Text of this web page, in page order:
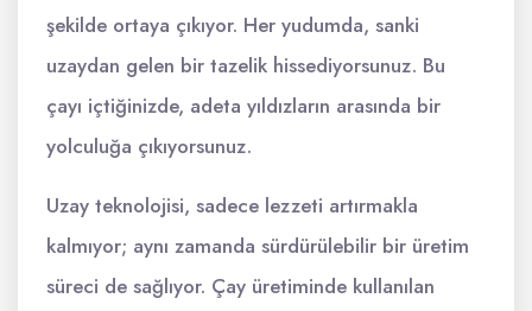
şekilde ortaya çıkıyor. Her yudumda, sanki
uzaydan gelen bir tazelik hissediyorsunuz. Bu
çayı içtiğinizde, adeta yıldızların arasında bir
yolculuğa çıkıyorsunuz.
Uzay teknolojisi, sadece lezzeti artırmakla
kalmıyor; aynı zamanda sürdürülebilir bir üretim
süreci de sağlıyor. Çay üretiminde kullanılan